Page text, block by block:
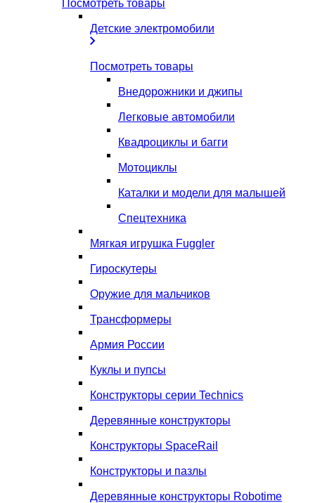
Посмотреть товары
Детские электромобили
Посмотреть товары
Внедорожники и джипы
Легковые автомобили
Квадроциклы и багги
Мотоциклы
Каталки и модели для малышей
Спецтехника
Мягкая игрушка Fuggler
Гироскутеры
Оружие для мальчиков
Трансформеры
Армия России
Куклы и пупсы
Конструкторы серии Technics
Деревянные конструкторы
Конструкторы SpaceRail
Конструкторы и пазлы
Деревянные конструкторы Robotime